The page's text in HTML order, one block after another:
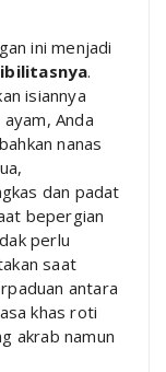
ini menjadi
.
isiannya
Anda
nanas
dan padat
bepergian
perlu
saat
antara
khas roti
akrab namun